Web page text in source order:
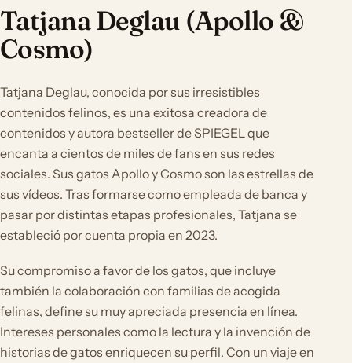
Tatjana Deglau (Apollo &
Cosmo)
Tatjana Deglau, conocida por sus irresistibles
contenidos felinos, es una exitosa creadora de
contenidos y autora bestseller de SPIEGEL que
encanta a cientos de miles de fans en sus redes
sociales. Sus gatos Apollo y Cosmo son las estrellas de
sus vídeos. Tras formarse como empleada de banca y
pasar por distintas etapas profesionales, Tatjana se
estableció por cuenta propia en 2023.
Su compromiso a favor de los gatos, que incluye
también la colaboración con familias de acogida
felinas, define su muy apreciada presencia en línea.
Intereses personales como la lectura y la invención de
historias de gatos enriquecen su perfil. Con un viaje en